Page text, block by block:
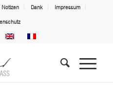
Notizen Dank Impressum